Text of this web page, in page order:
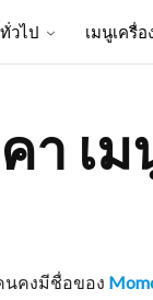
วไป เมนูเครื่อ
คา
นคงมีชื่อของ